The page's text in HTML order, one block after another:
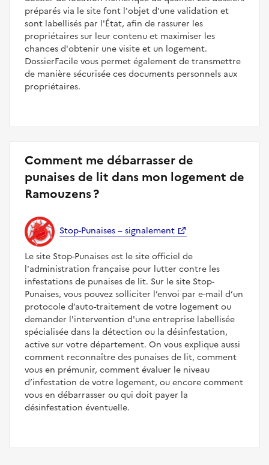
préparés via le site font l'objet d'une validation et
sont labellisés par l'État, afin de rassurer les
propriétaires sur leur contenu et maximiser les
chances d'obtenir une visite et un logement.
DossierFacile vous permet également de transmettre
de manière sécurisée ces documents personnels aux
propriétaires.
Comment me débarrasser de
punaises de lit dans mon logement de
Ramouzens ?
Stop-Punaises – signalement
Le site Stop-Punaises est le site officiel de
l'administration française pour lutter contre les
infestations de punaises de lit. Sur le site Stop-
Punaises, vous pouvez solliciter l’envoi par e-mail d’un
protocole d’auto-traitement de votre logement ou
demander l'intervention d'une entreprise labellisée
spécialisée dans la détection ou la désinfestation,
active sur votre département. On vous explique aussi
comment reconnaître des punaises de lit, comment
vous en prémunir, comment évaluer le niveau
d’infestation de votre logement, ou encore comment
vous en débarrasser ou qui doit payer la
désinfestation éventuelle.